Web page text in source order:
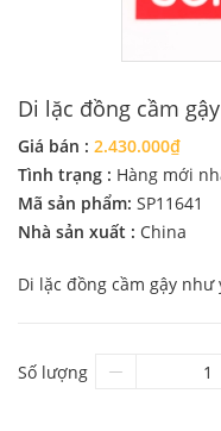
Di lặc đồng cầm
Giá bán : 2.430.000₫
Tình trạng : Hàng mới
Mã sản phẩm: SP11641
Nhà sản xuất : China
Di lặc đồng cầm gậy như
Số lượng